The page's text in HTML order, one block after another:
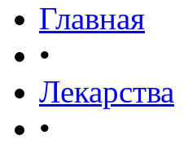
Главная
•
Лекарства
•